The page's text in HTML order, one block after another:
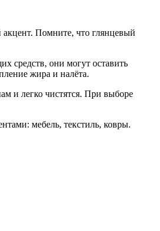
Помните, что глянцевый
средств, они могут оставить
жира и налёта.
и легко чистятся. При выборе
мебель, текстиль, ковры.